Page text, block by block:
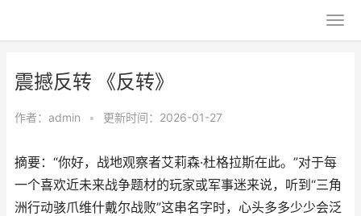
震撼反转 《反转》
作者： admin • 更新时间：2026-01-27
摘要：“你好，战地观察者艾莉森·杜格拉斯在此。”对于每
一个喜欢近未来战争题材的玩家或军事迷来说，听到“三角
洲行动骇爪维什戴尔战败”这串名字时，心头多多少少会泛